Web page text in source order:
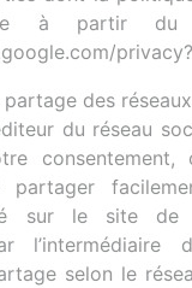
à partir
des
du réseau
consentement,
partager
sur le site de
l’intermédiaire
selon le